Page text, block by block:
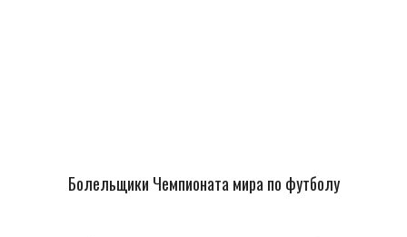
Болельщики Чемпионата мира по футболу